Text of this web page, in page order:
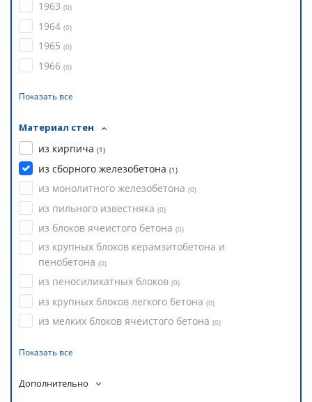
1963 (0)
1964 (0)
1965 (0)
1966 (0)
Показать все
Материал стен
из кирпича (1)
из сборного железобетона (1)
из монолитного железобетона (0)
из пильного известняка (0)
из блоков ячеистого бетона (0)
из крупных блоков керамзитобетона и
пенобетона (0)
из пеносиликатных блоков (0)
из крупных блоков легкого бетона (0)
из мелких блоков ячеистого бетона (0)
Показать все
Дополнительно